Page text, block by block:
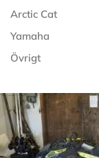
Arctic Cat
Yamaha
Övrigt